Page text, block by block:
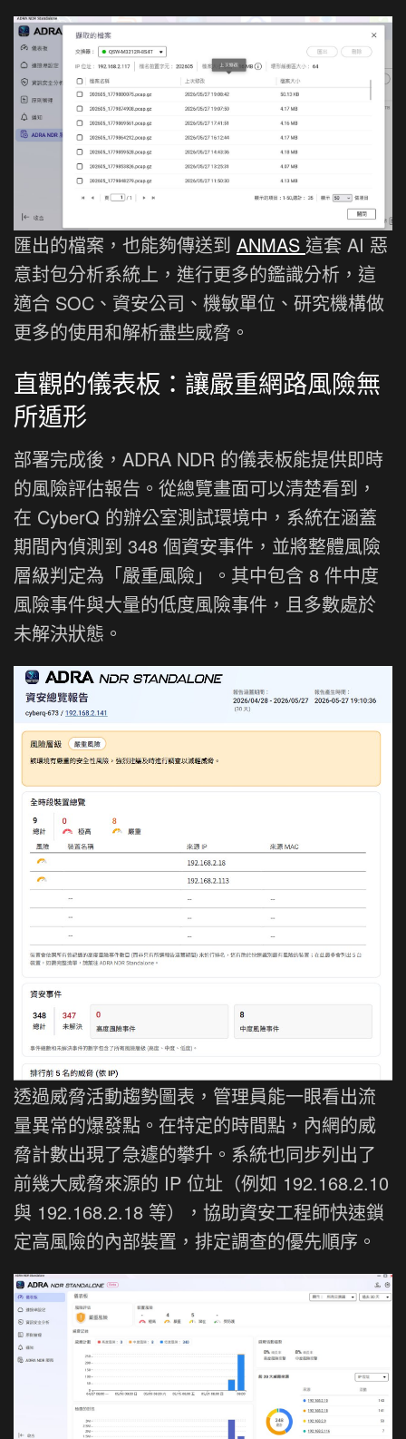
匯出的檔案，也能夠傳送到 ANMAS 這套 AI 惡
意封包分析系統上，進行更多的鑑識分析，這
適合 SOC、資安公司、機敏單位、研究機構做
更多的使用和解析盡些威脅。
直觀的儀表板：讓嚴重網路風險無
所遁形
部署完成後，ADRA NDR 的儀表板能提供即時
的風險評估報告。從總覽畫面可以清楚看到，
在 CyberQ 的辦公室測試環境中，系統在涵蓋
期間內偵測到 348 個資安事件，並將整體風險
層級判定為「嚴重風險」。其中包含 8 件中度
風險事件與大量的低度風險事件，且多數處於
未解決狀態。
透過威脅活動趨勢圖表，管理員能一眼看出流
量異常的爆發點。在特定的時間點，內網的威
脅計數出現了急遽的攀升。系統也同步列出了
前幾大威脅來源的 IP 位址（例如 192.168.2.10
與 192.168.2.18 等），協助資安工程師快速鎖
定高風險的內部裝置，排定調查的優先順序。